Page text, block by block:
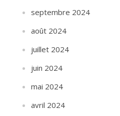
septembre 2024
août 2024
juillet 2024
juin 2024
mai 2024
avril 2024